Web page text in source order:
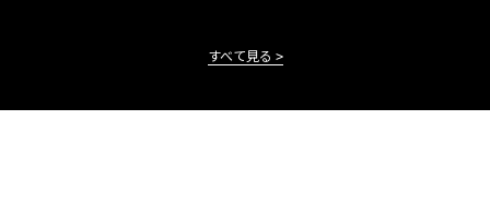
すべて見る